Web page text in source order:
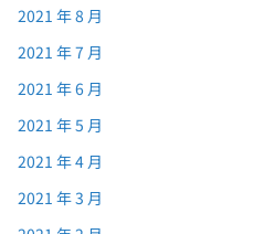
2021 年 8 月
2021 年 7 月
2021 年 6 月
2021 年 5 月
2021 年 4 月
2021 年 3 月